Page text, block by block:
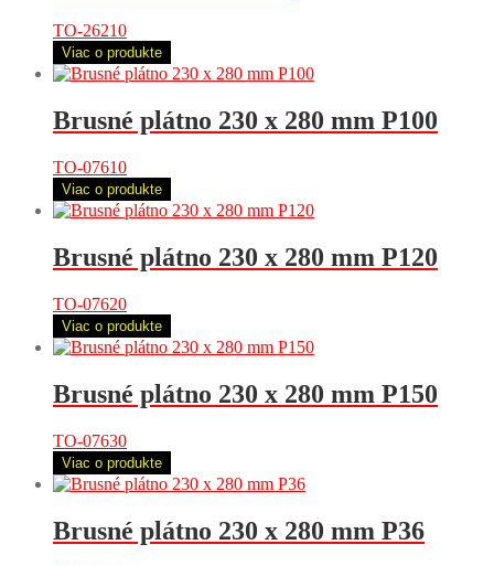
TO-26210
Viac o produkte
Brusné plátno 230 x 280 mm P100
TO-07610
Viac o produkte
Brusné plátno 230 x 280 mm P120
TO-07620
Viac o produkte
Brusné plátno 230 x 280 mm P150
TO-07630
Viac o produkte
Brusné plátno 230 x 280 mm P36